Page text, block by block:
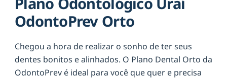
OdontoPrev Orto
Chegou a hora de realizar o sonho de ter seus
dentes bonitos e alinhados. O Plano Dental Orto da
OdontoPrev é ideal para você que quer e precisa